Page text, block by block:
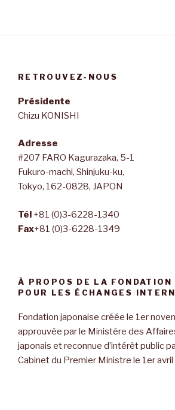
RETROUVEZ-NOUS
Présidente
Chizu KONISHI
Adresse
#207 FARO Kagurazaka, 5-1
Fukuro-machi, Shinjuku-ku,
Tokyo, 162-0828, JAPON
Tél +81 (0)3-6228-1340
Fax+81 (0)3-6228-1349
À PROPOS DE LA FONDATION
POUR LES ÉCHANGES
Fondation japonaise créée le 1er
approuvée par le Ministère des
japonais et reconnue d’intérêt public
Cabinet du Premier Ministre le 1er avril